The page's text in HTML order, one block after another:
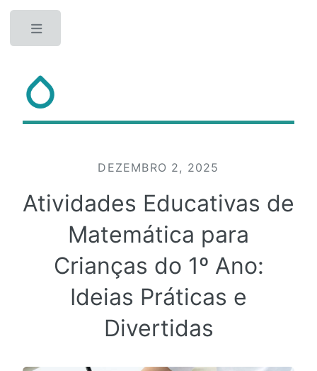
DEZEMBRO 2, 2025
Atividades Educativas de
Matemática para
Crianças do 1º Ano:
Ideias Práticas e
Divertidas